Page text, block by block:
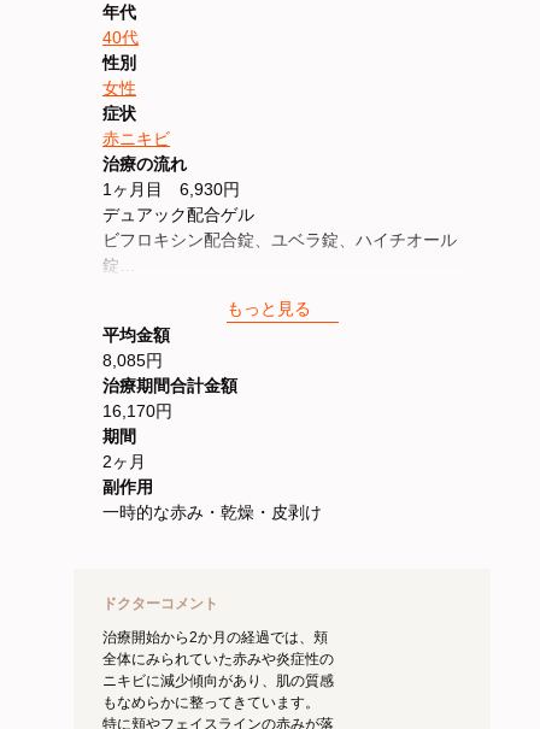
年代
40代
性別
女性
症状
赤ニキビ
治療の流れ
1ヶ月目 6,930円
デュアック配合ゲル
ビフロキシン配合錠、ユベラ錠、ハイチオール
錠
2ヶ月目 9,240円
デュアック配合ゲル（2本）
ビフロキシン配合錠、ユベラ錠、ハイチオール
錠
もっと見る
平均金額
8,085円
治療期間合計金額
16,170円
期間
2ヶ月
副作用
一時的な赤み・乾燥・皮剥け
ドクターコメント
治療開始から2か月の経過では、頬
全体にみられていた赤みや炎症性の
ニキビに減少傾向があり、肌の質感
もなめらかに整ってきています。
特に頬やフェイスラインの赤みが落